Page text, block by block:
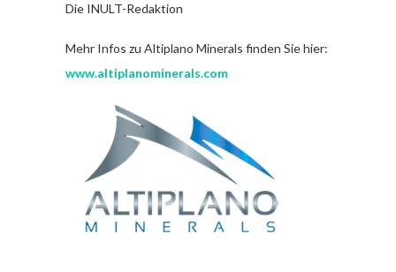
Die INULT-Redaktion
Mehr Infos zu Altiplano Minerals finden Sie hier:
www.altiplanominerals.com